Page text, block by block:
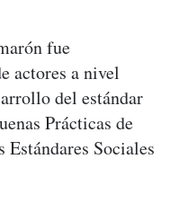
fue
actores a nivel
del estándar
Prácticas de
Sociales